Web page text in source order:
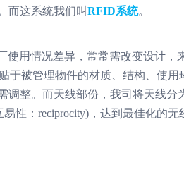
而这系统我们叫RFID系统。
使用情况差异，常常需改变设计，
被管理物件的材质、结构、使用
调整。而天线部份，我司将天线分
性：reciprocity)，达到最佳化的无